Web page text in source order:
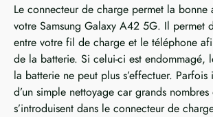
Le connecteur de charge permet la bonne
votre Samsung Galaxy A42 5G. Il permet
entre votre fil de charge et le téléphone
de la batterie. Si celui-ci est endommagé,
la batterie ne peut plus s’effectuer.
d’un simple nettoyage car grands
s’introduisent dans le connecteur de